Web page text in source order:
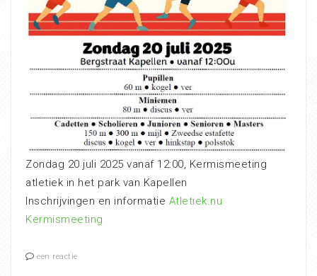
Zondag 20 juli 2025 vanaf 12:00, Kermismeeting
atletiek in het park van Kapellen
Inschrijvingen en informatie Atletiek.nu
Kermismeeting
een reactie